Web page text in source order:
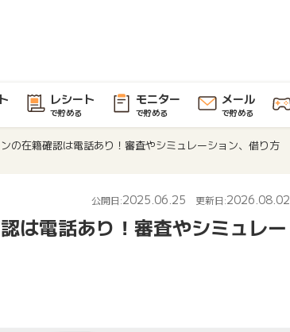
レシート
で貯める
モニター
で貯める
メール
で貯める
の在籍確認は電話あり！審査やシミュレーション、借り方
公開日:2025.06.25 更新日:2026.08.02
は電話あり！審査やシミュレー